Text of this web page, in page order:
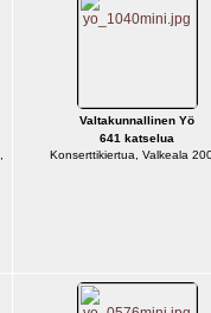
Valtakunnallinen Yö
641 katselua
Konserttikiertua, Valkeala